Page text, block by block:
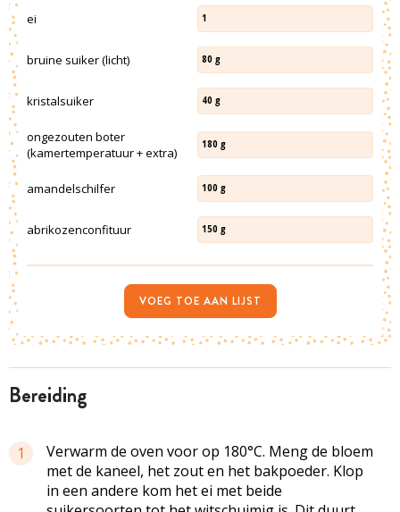
bereiding
1
Verwarm de oven voor op 180°C. Meng de bloem
met de kaneel, het zout en het bakpoeder. Klop
in een andere kom het ei met beide
ei 1
bruine suiker (licht) 80 g
kristalsuiker 40 g
ongezouten boter
(kamertemperatuur + extra)
180 g
amandelschilfer 100 g
abrikozenconfituur 150 g
VOEG TOE AAN LIJST